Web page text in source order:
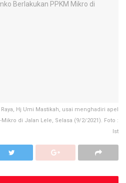
Hj Umi Mastikah, usai menghadiri apel
di Jalan Lele, Selasa (9/2/2021). Foto :
Ist